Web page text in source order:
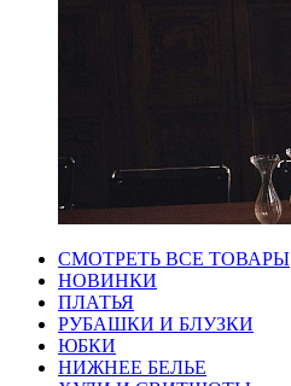
СМОТРЕТЬ ВСЕ ТОВАРЫ
НОВИНКИ
ПЛАТЬЯ
РУБАШКИ И БЛУЗКИ
ЮБКИ
НИЖНЕЕ БЕЛЬЕ